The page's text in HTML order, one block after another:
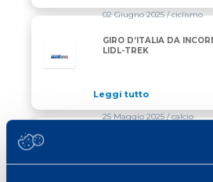
02 Giugno 2025/ ciclismo
GIRO D’ITALIA DA
LIDL-TREK
Leggi tutto
ANALISI DEI PERIODI PIU’
25 Maggio 2025/ calcio
ANALISI DEI PERIODI